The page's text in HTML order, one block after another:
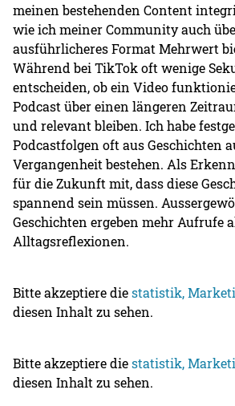
meinen bestehenden Content
wie ich meiner Community auch
ausführlicheres Format Mehrwert
Während bei TikTok oft wenige
entscheiden, ob ein Video
Podcast über einen längeren
und relevant bleiben. Ich habe
Podcastfolgen oft aus Geschichten
Vergangenheit bestehen. Als
für die Zukunft mit, dass diese
spannend sein müssen.
Geschichten ergeben mehr Aufrufe
Alltagsreflexionen.
Bitte akzeptiere diestatistik,
diesen Inhalt zu sehen.
Bitte akzeptiere diestatistik,
diesen Inhalt zu sehen.